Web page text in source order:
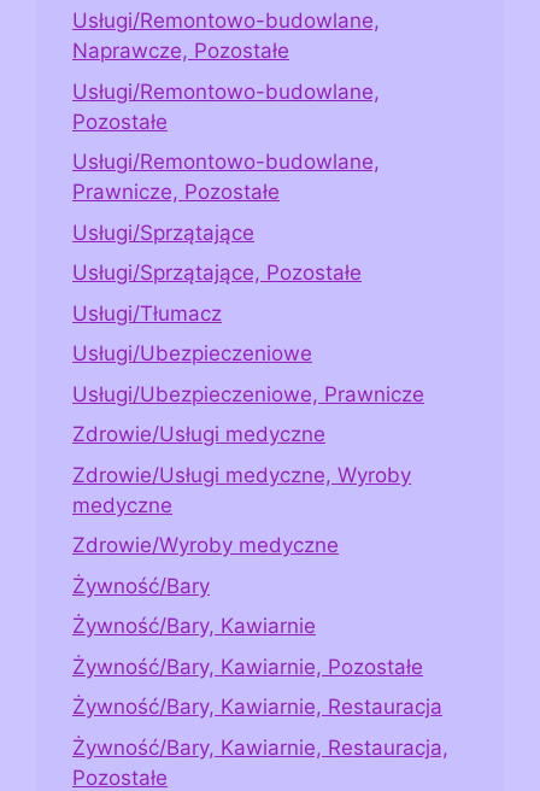
Usługi/Remontowo-budowlane,
Naprawcze, Pozostałe
Usługi/Remontowo-budowlane,
Pozostałe
Usługi/Remontowo-budowlane,
Prawnicze, Pozostałe
Usługi/Sprzątające
Usługi/Sprzątające, Pozostałe
Usługi/Tłumacz
Usługi/Ubezpieczeniowe
Usługi/Ubezpieczeniowe, Prawnicze
Zdrowie/Usługi medyczne
Zdrowie/Usługi medyczne, Wyroby
medyczne
Zdrowie/Wyroby medyczne
Żywność/Bary
Żywność/Bary, Kawiarnie
Żywność/Bary, Kawiarnie, Pozostałe
Żywność/Bary, Kawiarnie, Restauracja
Żywność/Bary, Kawiarnie, Restauracja,
Pozostałe